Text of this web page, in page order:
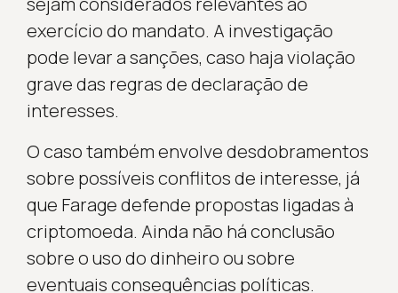
exercício do mandato. A investigação
pode levar a sanções, caso haja violação
grave das regras de declaração de
interesses.
O caso também envolve desdobramentos
sobre possíveis conflitos de interesse, já
que Farage defende propostas ligadas à
criptomoeda. Ainda não há conclusão
sobre o uso do dinheiro ou sobre
eventuais consequências políticas.